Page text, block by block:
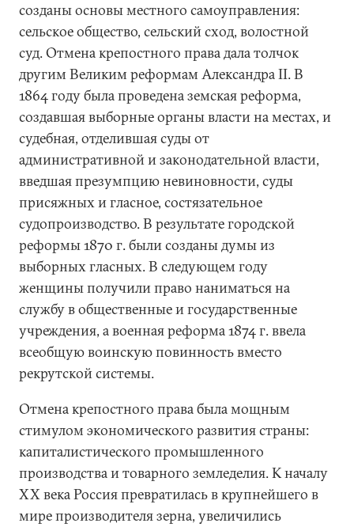
созданы основы местного самоуправления:
сельское общество, сельский сход, волостной
суд. Отмена крепостного права дала толчок
другим Великим реформам Александра II. В
1864 году была проведена земская реформа,
создавшая выборные органы власти на местах, и
судебная, отделившая суды от
административной и законодательной власти,
введшая презумпцию невиновности, суды
присяжных и гласное, состязательное
судопроизводство. В результате городской
реформы 1870 г. были созданы думы из
выборных гласных. В следующем году
женщины получили право наниматься на
службу в общественные и государственные
учреждения, а военная реформа 1874 г. ввела
всеобщую воинскую повинность вместо
рекрутской системы.
Отмена крепостного права была мощным
стимулом экономического развития страны:
капиталистического промышленного
производства и товарного земледелия. К началу
ХХ века Россия превратилась в крупнейшего в
мире производителя зерна, увеличились